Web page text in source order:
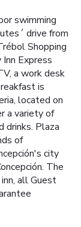
swimming
drive from
Shopping
Express
a work desk
is
located on
a variety of
drinks. Plaza
of
city
The
all Guest